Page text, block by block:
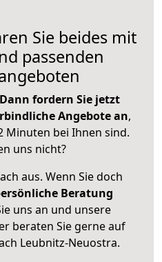
Sie beides mit
passenden
Dann fordern Sie jetzt
Angebote an,
Minuten bei Ihnen sind.
uns nicht?
aus. Wenn Sie doch
Beratung
uns an und unsere
beraten Sie gerne auf
Leubnitz-Neuostra.